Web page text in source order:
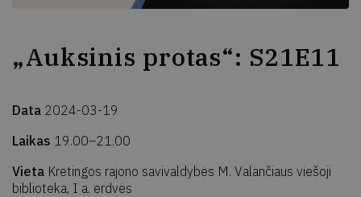
„Auksinis protas“: S21E11
Data 2024-03-19
Laikas 19.00–21.00
Vieta Kretingos rajono savivaldybės M. Valančiaus viešoji
biblioteka, I a. erdvės